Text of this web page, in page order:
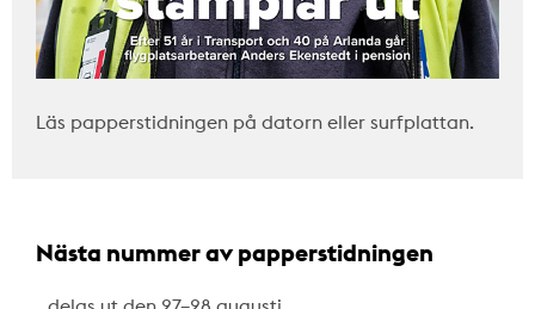
Läs papperstidningen på datorn eller surfplattan.
Nästa nummer av papperstidningen